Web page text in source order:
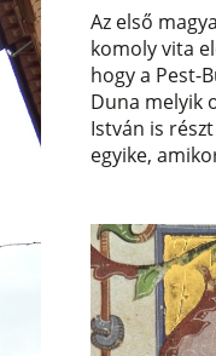
Az első
komoly vita
hogy a Pest-
Duna melyik
István is
egyike,